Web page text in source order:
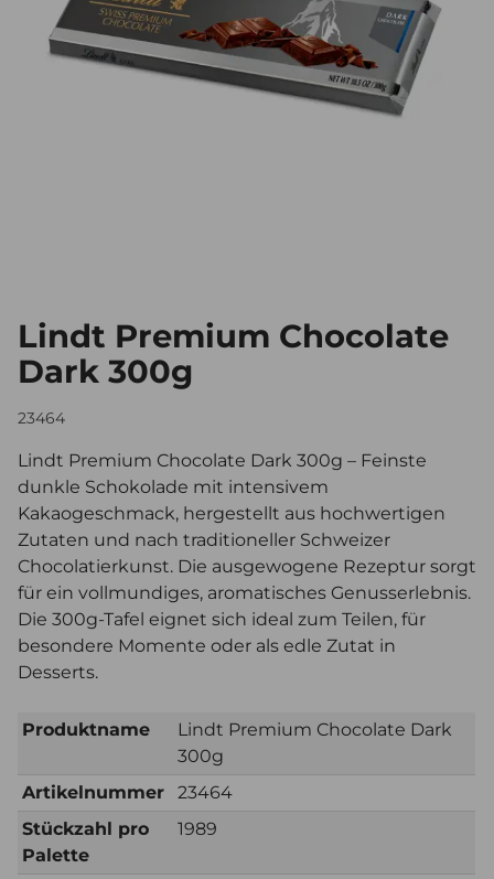
Lindt Premium Chocolate
Dark 300g
23464
Lindt Premium Chocolate Dark 300g – Feinste
dunkle Schokolade mit intensivem
Kakaogeschmack, hergestellt aus hochwertigen
Zutaten und nach traditioneller Schweizer
Chocolatierkunst. Die ausgewogene Rezeptur sorgt
für ein vollmundiges, aromatisches Genusserlebnis.
Die 300g-Tafel eignet sich ideal zum Teilen, für
besondere Momente oder als edle Zutat in
Desserts.
Produktname
Lindt Premium Chocolate Dark
300g
Artikelnummer
23464
Stückzahl pro
Palette
1989